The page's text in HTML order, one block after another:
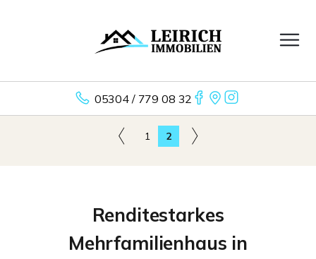
05304 / 779 08 32
1 2
Renditestarkes
Mehrfamilienhaus in